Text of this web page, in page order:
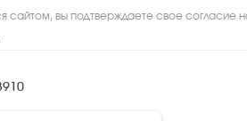
сайтом, вы подтверждаете свое согласие